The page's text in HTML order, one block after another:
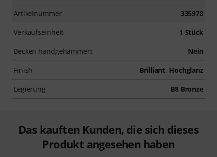
Artikelnummer 335978
Verkaufseinheit 1 Stück
Becken handgehämmert Nein
Finish Brilliant, Hochglanz
Legierung B8 Bronze
Das kauften Kunden, die sich dieses
Produkt angesehen haben